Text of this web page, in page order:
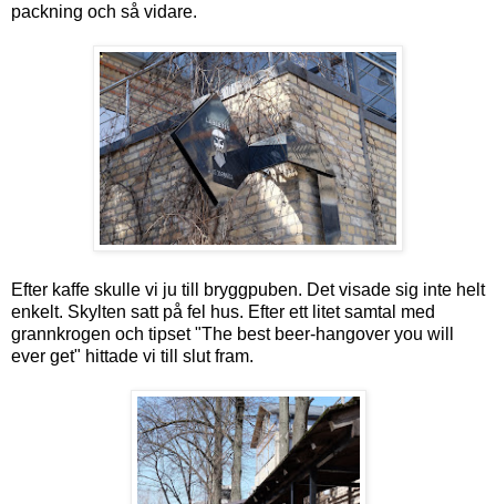
packning och så vidare.
Efter kaffe skulle vi ju till bryggpuben. Det visade sig inte helt
enkelt. Skylten satt på fel hus. Efter ett litet samtal med
grannkrogen och tipset "The best beer-hangover you will
ever get" hittade vi till slut fram.